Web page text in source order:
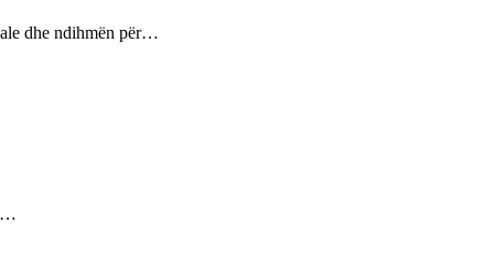
dhe ndihmën për…